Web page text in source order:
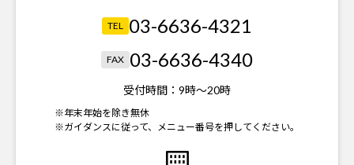
TEL 03-6636-4321
FAX 03-6636-4340
受付時間： 9時～20時
※年末年始を除き無休
※ガイダンスに従って、メニュー番号を押してください。